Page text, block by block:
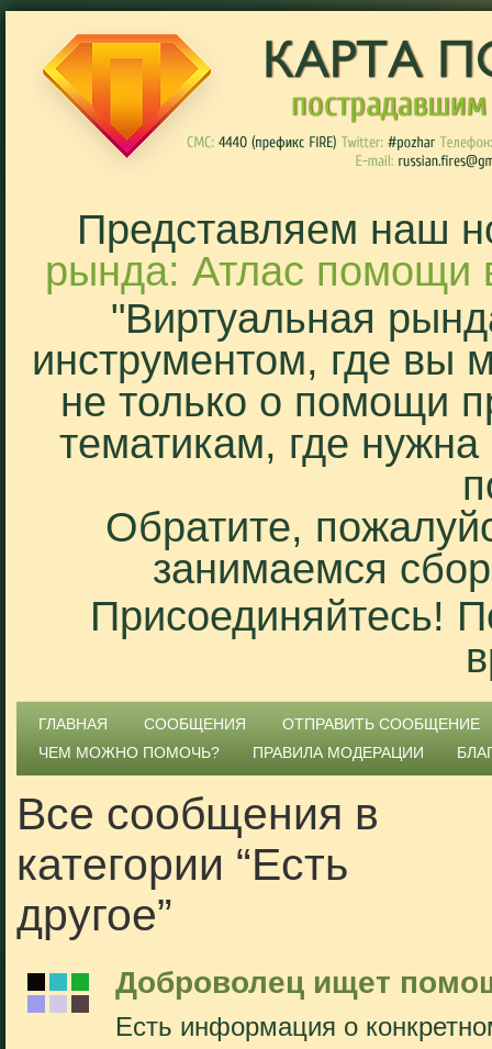
Представляем наш
рында: Атлас помощи
"Виртуальная
инструментом, где вы
не только о помощи
тематикам, где
Обратите,
занимаемся
Присоединяйтесь!
ГЛАВНАЯ СООБЩЕНИЯ
ОТПРАВИТЬ СООБЩЕНИЕ
ЧЕМ МОЖНО ПОМОЧЬ?
ПРАВИЛА МОДЕРАЦИИ
Все сообщения в
категории “Есть
другое”
Доброволец ищет
Есть информация о